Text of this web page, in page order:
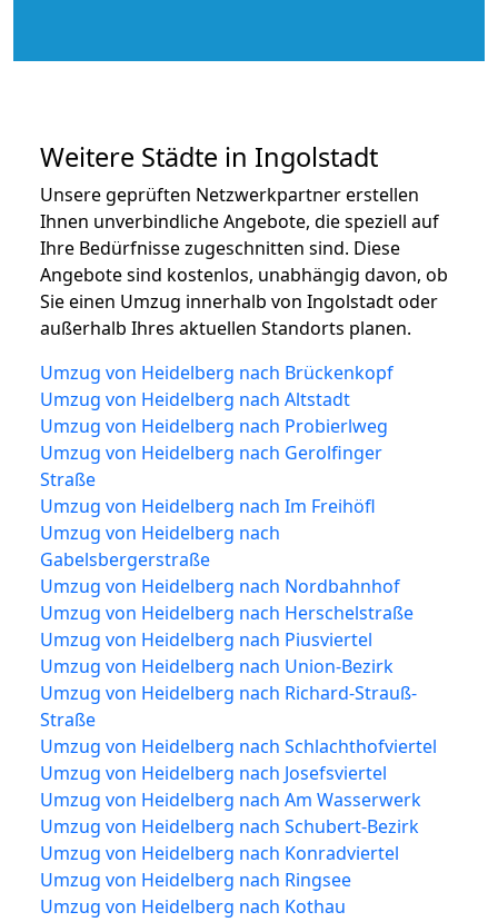
Weitere Städte in Ingolstadt
Unsere geprüften Netzwerkpartner erstellen
Ihnen unverbindliche Angebote, die speziell auf
Ihre Bedürfnisse zugeschnitten sind. Diese
Angebote sind kostenlos, unabhängig davon, ob
Sie einen Umzug innerhalb von Ingolstadt oder
außerhalb Ihres aktuellen Standorts planen.
Umzug von Heidelberg nach Brückenkopf
Umzug von Heidelberg nach Altstadt
Umzug von Heidelberg nach Probierlweg
Umzug von Heidelberg nach Gerolfinger
Straße
Umzug von Heidelberg nach Im Freihöfl
Umzug von Heidelberg nach
Gabelsbergerstraße
Umzug von Heidelberg nach Nordbahnhof
Umzug von Heidelberg nach Herschelstraße
Umzug von Heidelberg nach Piusviertel
Umzug von Heidelberg nach Union-Bezirk
Umzug von Heidelberg nach Richard-Strauß-
Straße
Umzug von Heidelberg nach Schlachthofviertel
Umzug von Heidelberg nach Josefsviertel
Umzug von Heidelberg nach Am Wasserwerk
Umzug von Heidelberg nach Schubert-Bezirk
Umzug von Heidelberg nach Konradviertel
Umzug von Heidelberg nach Ringsee
Umzug von Heidelberg nach Kothau